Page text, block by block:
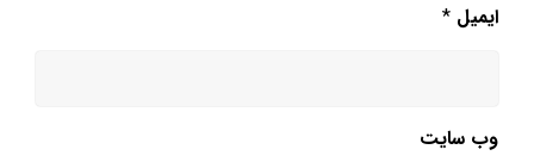
ایمیل *
وب‌ سایت